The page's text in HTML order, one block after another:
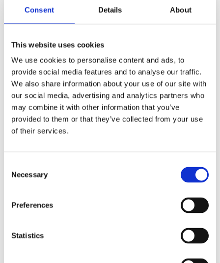
Consent Details About
This website uses cookies
We use cookies to personalise content and ads, to
provide social media features and to analyse our traffic.
We also share information about your use of our site with
our social media, advertising and analytics partners who
may combine it with other information that you’ve
provided to them or that they’ve collected from your use
of their services.
Selection
Necessary
Preferences
Statistics
МАСЛО ТРАНСМІСІЙНЕ ДО ІНШИХ
Масло трансмісійне 1
Масло трансмісійне 3 Масло трансмісійне 4
Масло трансмісійне 5 Масло трансмісійне 6
Масло трансмісійне 8
Масло трансмісійне